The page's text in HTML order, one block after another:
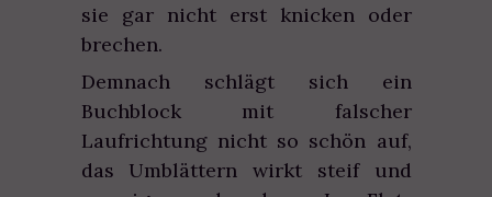
sie gar nicht erst knicken oder
brechen.
Demnach schlägt sich ein
Buchblock mit falscher
Laufrichtung nicht so schön auf,
das Umblättern wirkt steif und